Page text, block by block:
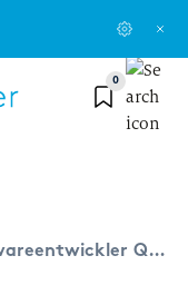
0
Mathematiker / Physiker als Softwareentwickler Quantitative Methoden (w|m|d)